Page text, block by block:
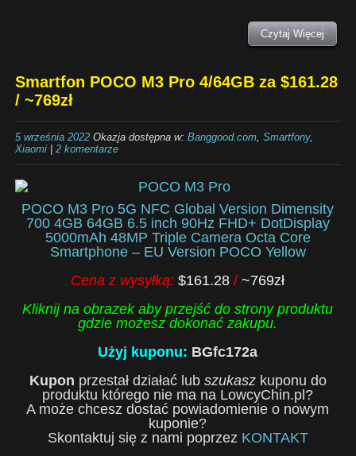
Czytaj Więcej
Smartfon POCO M3 Pro 4/64GB za $161.28
/ ~769zł
5 września 2022Okazja dostępna w: Banggood.com, Smartfony,
Xiaomi| 2 komentarze
POCO M3 Pro 5G NFC Global Version Dimensity
700 4GB 64GB 6.5 inch 90Hz FHD+ DotDisplay
5000mAh 48MP Triple Camera Octa Core
Smartphone – EU Version POCO Yellow
Cena z wysyłką:$161.28/~769zł
Kliknij na obrazek aby przejść do strony produktu
gdzie możesz dokonać zakupu.
Użyj kuponu: BGfc172a
Kupon przestał działać lub szukaszkuponu do
produktu którego nie ma na LowcyChin.pl?
A może chcesz dostać powiadomienie o nowym
kuponie?
Skontaktuj się z nami poprzez KONTAKT